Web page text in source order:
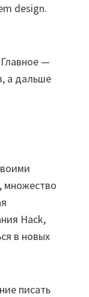
design.
—
а дальше
множество
Hack,
в новых
писать